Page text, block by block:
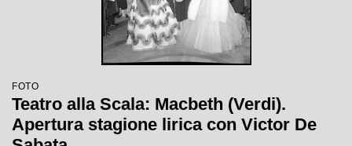
FOTO
Teatro alla Scala: Macbeth (Verdi).
Apertura stagione lirica con Victor De